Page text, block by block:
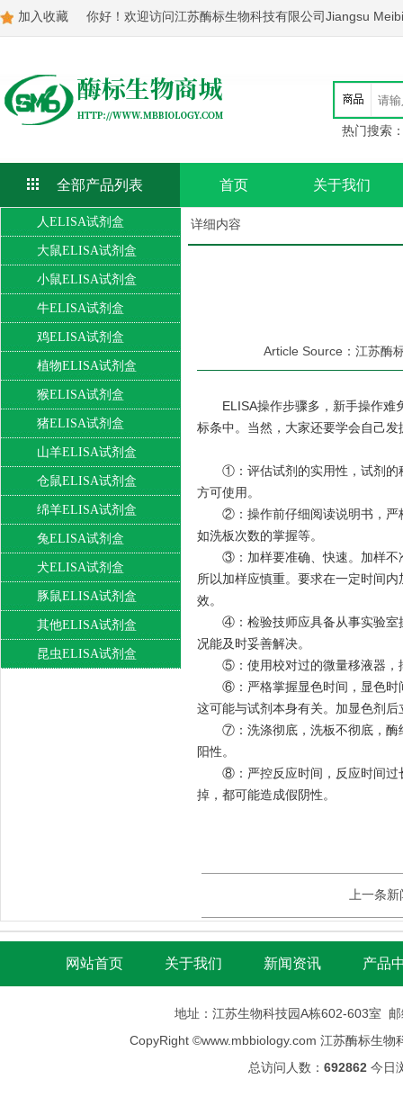
加入收藏 你好！欢迎访问江苏酶标生物科技有限公司Jiangsu
热门搜索
全部产品列表 首页 关于我们
人ELISA试剂盒
大鼠ELISA试剂盒
小鼠ELISA试剂盒
牛ELISA试剂盒
鸡ELISA试剂盒
植物ELISA试剂盒
猴ELISA试剂盒
猪ELISA试剂盒
山羊ELISA试剂盒
仓鼠ELISA试剂盒
绵羊ELISA试剂盒
兔ELISA试剂盒
犬ELISA试剂盒
豚鼠ELISA试剂盒
其他ELISA试剂盒
昆虫ELISA试剂盒
详细内容
Article Source：江苏酶
ELISA操作步骤多，新手操作
标条中。当然，大家还要学会自己
①：评估试剂的实用性，试剂的
方可使用。
②：操作前仔细阅读说明书，严
如洗板次数的掌握等。
③：加样要准确、快速。加样不
所以加样应慎重。要求在一定时间
效。
④：检验技师应具备从事实验室
况能及时妥善解决。
⑤：使用校对过的微量移液器，
⑥：严格掌握显色时间，显色时
这可能与试剂本身有关。加显色剂
⑦：洗涤彻底，洗板不彻底，酶
阳性。
⑧：严控反应时间，反应时间过
掉，都可能造成假阴性。
上一条
网站首页 关于我们 新闻资讯 产品
地址：江苏生物科技园A栋602-603室
CopyRight ©www.mbbiology.com 江苏酶标生物
总访问人数： 692862 今日